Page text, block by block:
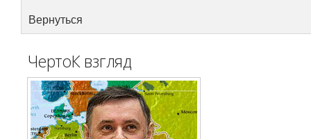
Вернуться
ЧертоК взгляд